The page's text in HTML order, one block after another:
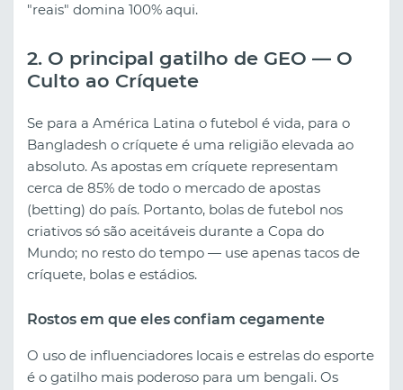
"reais" domina 100% aqui.
2. O principal gatilho de GEO — O
Culto ao Críquete
Se para a América Latina o futebol é vida, para o
Bangladesh o críquete é uma religião elevada ao
absoluto. As apostas em críquete representam
cerca de 85% de todo o mercado de apostas
(betting) do país. Portanto, bolas de futebol nos
criativos só são aceitáveis durante a Copa do
Mundo; no resto do tempo — use apenas tacos de
críquete, bolas e estádios.
Rostos em que eles confiam cegamente
O uso de influenciadores locais e estrelas do esporte
é o gatilho mais poderoso para um bengali. Os